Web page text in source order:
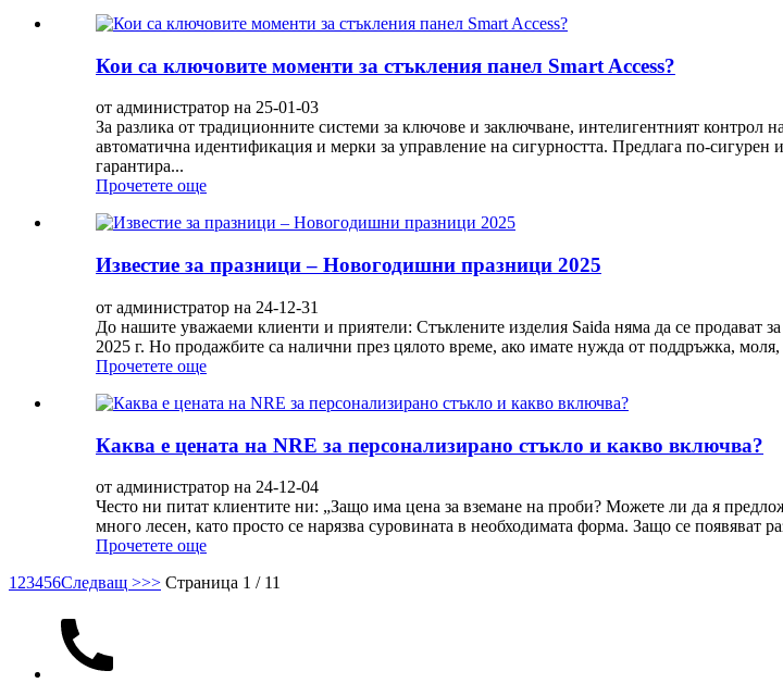
Кои са ключовите моменти за стъкления панел Smart Access?
от администратор на 25-01-03
За разлика от традиционните системи за ключове и заключване, интелигентният контрол
автоматична идентификация и мерки за управление на сигурността. Предлага по-
гарантира...
Прочетете още
Известие за празници – Новогодишни празници 2025
от администратор на 24-12-31
До нашите уважаеми клиенти и приятели: Стъклените изделия Saida няма да се продават
2025 г. Но продажбите са налични през цялото време, ако имате нужда от поддръжка,
Прочетете още
Каква е цената на NRE за персонализирано стъкло и какво включва?
от администратор на 24-12-04
Често ни питат клиентите ни: „Защо има цена за вземане на проби? Можете ли да я
много лесен, като просто се нарязва суровината в необходимата форма. Защо се появяват
Прочетете още
1 23456Следващ >>> Страница 1 / 11